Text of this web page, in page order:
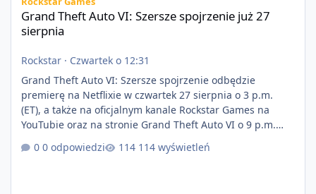
Grand Theft Auto VI: Szersze spojrzenie już 27
sierpnia
Rockstar · Czwartek o 12:31
Grand Theft Auto VI: Szersze spojrzenie odbędzie
premierę na Netflixie w czwartek 27 sierpnia o 3 p.m.
(ET), a także na oficjalnym kanale Rockstar Games na
YouTubie oraz na stronie Grand Theft Auto VI o 9 p.m.
(ET) 27 sierpnia. https://netflix.com/GTAVI Grand Theft
Auto VI będzie dostępne 19 listopada na PlayStation 5
0 odpowiedzi 114 wyświetleń